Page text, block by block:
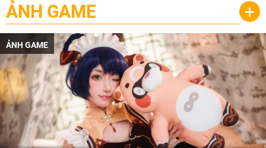
ẢNH GAME +
ẢNH GAME